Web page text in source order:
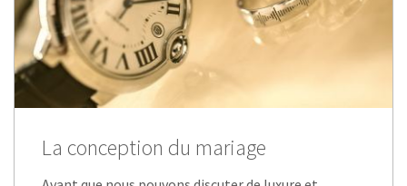
La conception du mariage